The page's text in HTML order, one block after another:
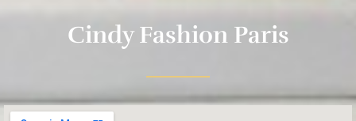
Cindy Fashion Paris